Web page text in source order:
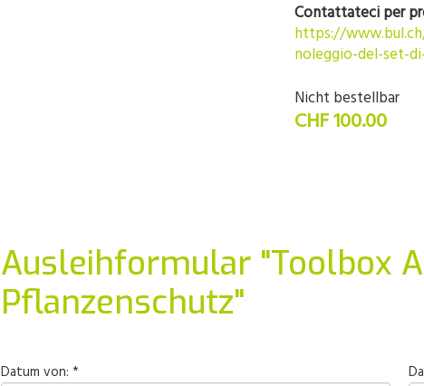
Contattateci per
https://
noleggio-del-set-
Nicht bestellbar
CHF 100.00
Ausleihformular "Toolbox
Pflanzenschutz"
Datum von: *